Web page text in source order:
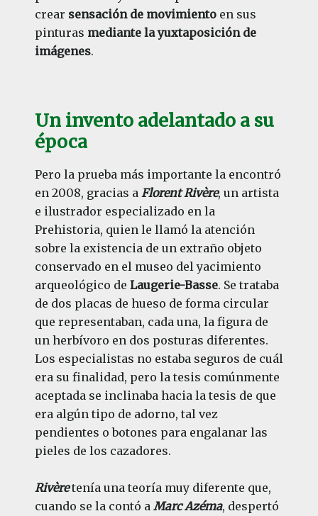
crear sensación de movimientoen sus
pinturas mediante la yuxtaposición de
imágenes.
Un invento adelantado a su
época
Pero la prueba más importante la encontró
en 2008, gracias a Florent Rivère, un artista
e ilustrador especializado en la
Prehistoria, quien le llamó la atención
sobre la existencia de un extraño objeto
conservado en el museo del yacimiento
arqueológico de Laugerie-Basse. Se trataba
de dos placas de hueso de forma circular
que representaban, cada una, la figura de
un herbívoro en dos posturas diferentes.
Los especialistas no estaba seguros de cuál
era su finalidad, pero la tesis comúnmente
aceptada se inclinaba hacia la tesis de que
era algún tipo de adorno, tal vez
pendientes o botones para engalanar las
pieles de los cazadores.
Rivère tenía una teoría muy diferente que,
cuando se la contó a Marc Azéma, despertó